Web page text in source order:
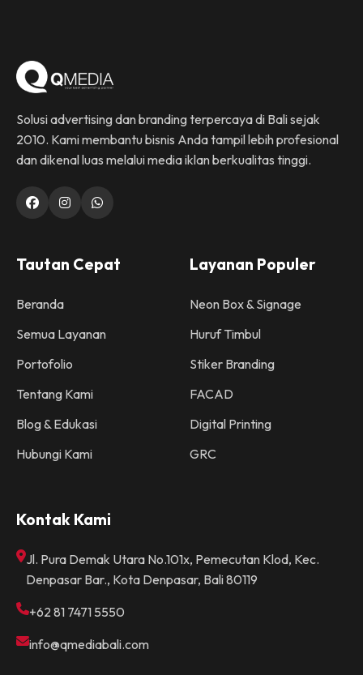
Solusi advertising dan branding terpercaya di Bali sejak
2010. Kami membantu bisnis Anda tampil lebih profesional
dan dikenal luas melalui media iklan berkualitas tinggi.
Tautan Cepat
Beranda
Semua Layanan
Portofolio
Tentang Kami
Blog & Edukasi
Hubungi Kami
Layanan Populer
Neon Box & Signage
Huruf Timbul
Stiker Branding
FACAD
Digital Printing
GRC
Kontak Kami
Jl. Pura Demak Utara No.101x, Pemecutan Klod, Kec.
Denpasar Bar., Kota Denpasar, Bali 80119
+62 81 7471 5550
info@qmediabali.com